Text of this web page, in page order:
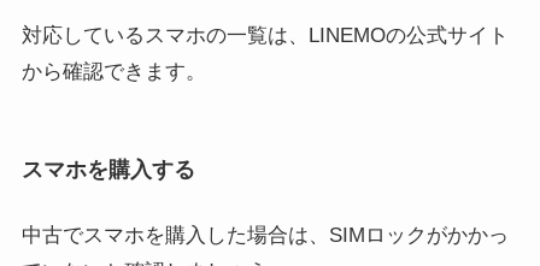
対応しているスマホの一覧は、LINEMOの公式サイト
から確認できます。
スマホを購入する
中古でスマホを購入した場合は、SIMロックがかかっ